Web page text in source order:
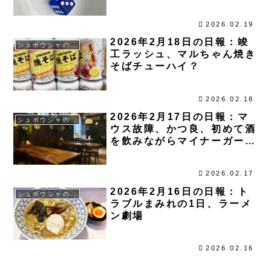
2026.02.19
シュボウシャのブログ
2026年2月18日の日報：竣
工ラッシュ、マルちゃん焼き
そばチューハイ？
2026.02.18
シュボウシャのブログ
2026年2月17日の日報：マ
ウス故障、かつ良、初めて酒
を飲みながらマイナーガール
2026.02.17
シュボウシャのブログ
2026年2月16日の日報：ト
ラブルまみれの1日、ラーメ
ン劇場
2026.02.16